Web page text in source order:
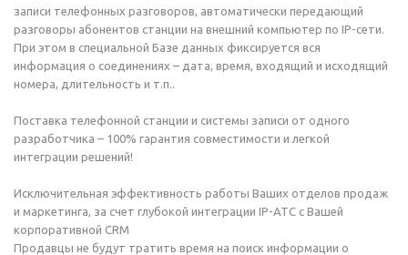
записи телефонных разговоров, автоматически передающий
разговоры абонентов станции на внешний компьютер по IP-сети.
При этом в специальной Базе данных фиксируется вся
информация о соединениях – дата, время, входящий и исходящий
номера, длительность и т.п..
Поставка телефонной станции и системы записи от одного
разработчика – 100% гарантия совместимости и легкой
интеграции решений!
Исключительная эффективность работы Ваших отделов продаж
и маркетинга, за счет глубокой интеграции IP-АТС с Вашей
корпоративной CRM
Продавцы не будут тратить время на поиск информации о